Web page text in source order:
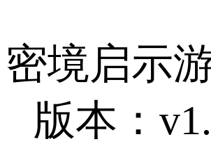
密境启示
版本：